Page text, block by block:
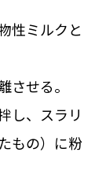
性ミルクと
せる。
し、スラリ
もの）に粉